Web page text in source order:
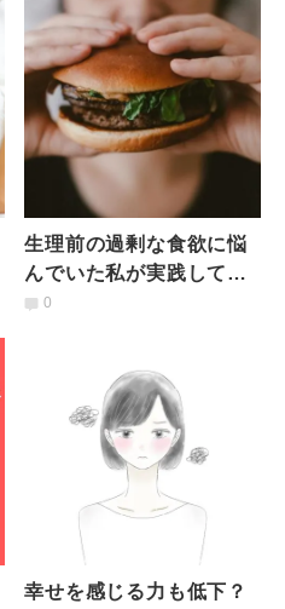
ガポーズ
生理前の過剰な食欲に悩
んでいた私が実践してい
るシンプルな習慣とは
0
幸せを感じる力も低下？